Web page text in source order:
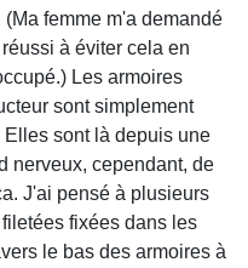
femme m'a demandé
à éviter cela en
Les armoires
sont simplement
sont là depuis une
nerveux, cependant, de
J'ai pensé à plusieurs
fixées dans les
le bas des armoires à